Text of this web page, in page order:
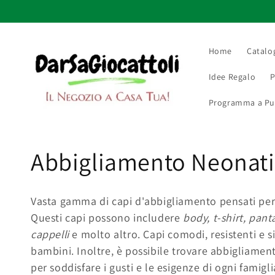
ai contenuti
Home
Idee Regalo
Programma a
C
o
l
l
Abbigliamento
Vasta gamma di capi d'abbigliamento pensati
Questi capi possono includere body, t-shirt,
cappellie molto altro. Capi comodi, resistenti e
bambini. Inoltre, è possibile trovare
per soddisfare i gusti e le esigenze di ogni